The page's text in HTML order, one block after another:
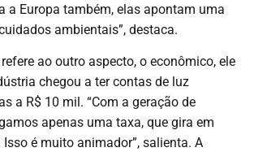
a Europa também, elas apontam uma
ambientais”, destaca.
ao outro aspecto, o econômico, ele
chegou a ter contas de luz
a R$ 10 mil. “Com a geração de
apenas uma taxa, que gira em
é muito animador”, salienta. A